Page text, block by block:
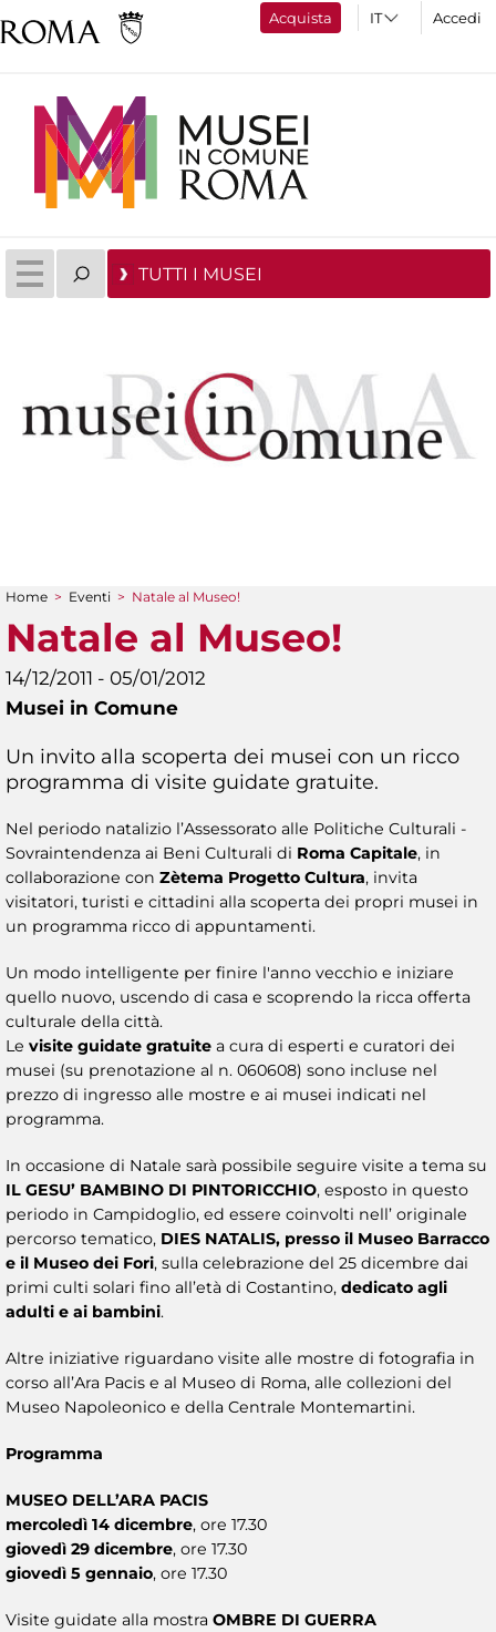
Acquista Accedi
TUTTI I MUSEI
Tu sei qui
Home > Eventi > Natale al Museo!
Natale al Museo!
14/12/2011 - 05/01/2012
Musei in Comune
Un invito alla scoperta dei musei con un ricco
programma di visite guidate gratuite.
Nel periodo natalizio l’Assessorato alle Politiche Culturali -
Sovraintendenza ai Beni Culturali di Roma Capitale, in
collaborazione con Zètema Progetto Cultura, invita
visitatori, turisti e cittadini alla scoperta dei propri musei in
un programma ricco di appuntamenti.
Un modo intelligente per finire l'anno vecchio e iniziare
quello nuovo, uscendo di casa e scoprendo la ricca offerta
culturale della città.
Le visite guidate gratuite a cura di esperti e curatori dei
musei (su prenotazione al n. 060608) sono incluse nel
prezzo di ingresso alle mostre e ai musei indicati nel
programma.
In occasione di Natale sarà possibile seguire visite a tema su
IL GESU’ BAMBINO DI PINTORICCHIO, esposto in questo
periodo in Campidoglio, ed essere coinvolti nell’ originale
percorso tematico, DIES NATALIS, presso il Museo Barracco
e il Museo dei Fori, sulla celebrazione del 25 dicembre dai
primi culti solari fino all’età di Costantino, dedicato agli
adulti e ai bambini.
Altre iniziative riguardano visite alle mostre di fotografia in
corso all’Ara Pacis e al Museo di Roma, alle collezioni del
Museo Napoleonico e della Centrale Montemartini.
Programma
MUSEO DELL’ARA PACIS
mercoledì 14 dicembre, ore 17.30
giovedì 29 dicembre, ore 17.30
giovedì 5 gennaio, ore 17.30
Visite guidate alla mostra OMBRE DI GUERRA